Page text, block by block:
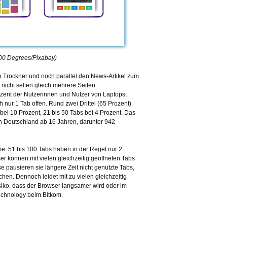
Degrees/Pixabay)
und noch parallel den News-Artikel zum
selten gleich mehrere Seiten
der Nutzerinnen und Nutzer von Laptops,
1 Tab offen. Rund zwei Drittel (65 Prozent)
10 Prozent, 21 bis 50 Tabs bei 4 Prozent. Das
ab 16 Jahren, darunter 942
51 bis 100 Tabs haben in der Regel nur 2
können mit vielen gleichzeitig geöffneten Tabs
pausieren sie längere Zeit nicht genutzte Tabs,
Dennoch leidet mit zu vielen gleichzeitig
dass der Browser langsamer wird oder im
beim Bitkom.